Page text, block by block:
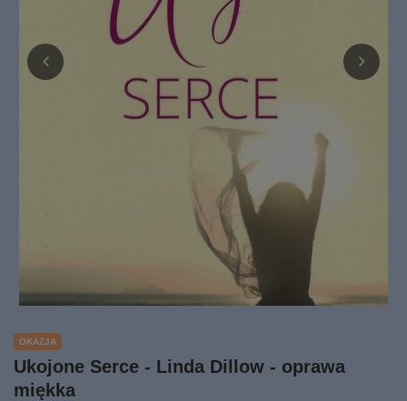
OKAZJA
Ukojone Serce - Linda Dillow - oprawa
miękka